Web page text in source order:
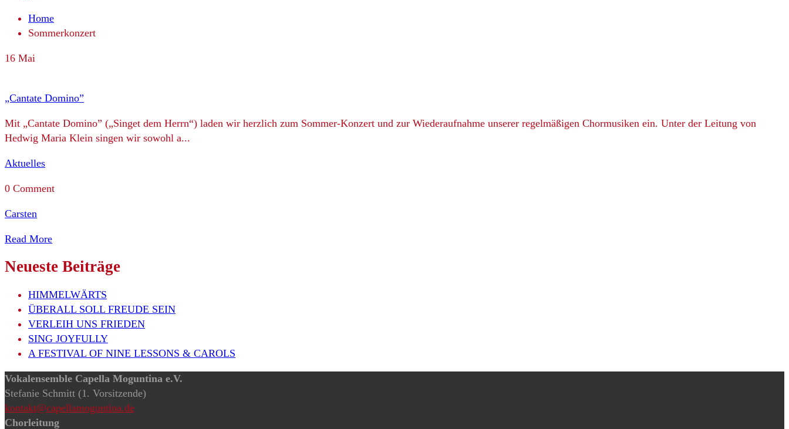
Home
Sommerkonzert
16 Mai
„Cantate Domino”
Mit „Cantate Domino” („Singet dem Herrn“) laden wir herzlich zum Sommer-Konzert und zur Wiederaufnahme unserer regelmäßigen Chormusiken ein. Unter der Leitung von
Hedwig Maria Klein singen wir sowohl a...
Aktuelles
0 Comment
Carsten
Read More
Neueste Beiträge
HIMMELWÄRTS
ÜBERALL SOLL FREUDE SEIN
VERLEIH UNS FRIEDEN
SING JOYFULLY
A FESTIVAL OF NINE LESSONS & CAROLS
Vokalensemble Capella Moguntina e.V.
Stefanie Schmitt (1. Vorsitzende)
kontakt@capellamoguntina.de
Chorleitung